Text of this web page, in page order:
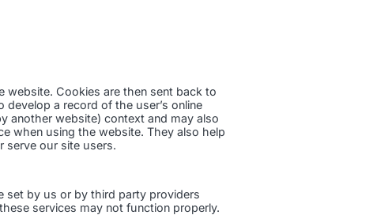
website. Cookies are then sent back to
a record of the user’s online
another website) context and may also
when using the website. They also help
serve our site users.
set by us or by third party providers
services may not function properly.